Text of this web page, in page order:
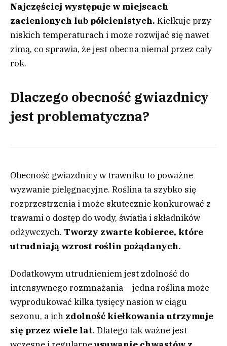
Najczęściej występuje w miejscach
zacienionych lub półcienistych. Kiełkuje przy
niskich temperaturach i może rozwijać się nawet
zimą, co sprawia, że jest obecna niemal przez cały
rok.
Dlaczego obecność gwiazdnicy
jest problematyczna?
Obecność gwiazdnicy w trawniku to poważne
wyzwanie pielęgnacyjne. Roślina ta szybko się
rozprzestrzenia i może skutecznie konkurować z
trawami o dostęp do wody, światła i składników
odżywczych. Tworzy zwarte kobierce, które
utrudniają wzrost roślin pożądanych.
Dodatkowym utrudnieniem jest zdolność do
intensywnego rozmnażania – jedna roślina może
wyprodukować kilka tysięcy nasion w ciągu
sezonu, a ich zdolność kiełkowania utrzymuje
się przez wiele lat. Dlatego tak ważne jest